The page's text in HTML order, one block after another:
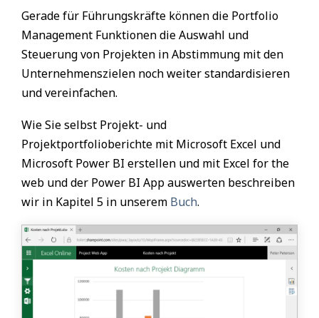
Gerade für Führungskräfte können die Portfolio
Management Funktionen die Auswahl und
Steuerung von Projekten in Abstimmung mit den
Unternehmenszielen noch weiter standardisieren
und vereinfachen.
Wie Sie selbst Projekt- und
Projektportfolioberichte mit Microsoft Excel und
Microsoft Power BI erstellen und mit Excel for the
web und der Power BI App auswerten beschreiben
wir in Kapitel 5 in unserem Buch.